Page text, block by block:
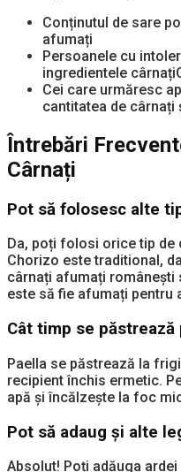
Conținutul de sare
afumați
Persoanele cu
ingredientele
Cei care urmăresc
cantitatea de cârnați
Întrebări
Cârnați
Pot să folosesc alte
Da, poți folosi orice tip
Chorizo este traditional,
cârnați afumați românești
este să fie afumați pentru
Cât timp se păstrează
Paella se păstrează la
recipient închis ermetic.
apă și încălzește la foc
Pot să adaug și alte
Absolut! Poți adăuga